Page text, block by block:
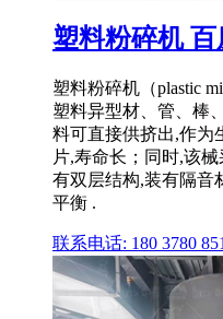
塑料粉碎机
塑料粉碎机（plastic
塑料异型材、管、棒
料可直接供挤出,作为
片,寿命长；同时,该
有双层结构,装有隔音
平衡 .
联系电话: 180 3780